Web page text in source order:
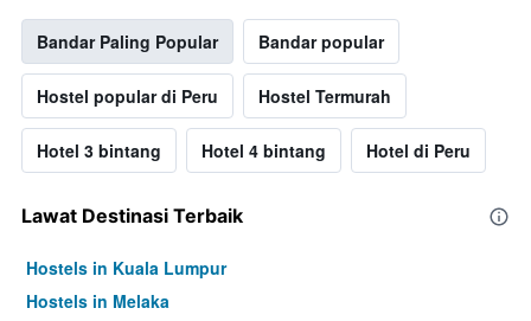
Bandar Paling Popular Bandar popular
Hostel popular di Peru Hostel Termurah
Hotel 3 bintang Hotel 4 bintang Hotel di Peru
Lawat Destinasi Terbaik
Hostels in Kuala Lumpur
Hostels in Melaka